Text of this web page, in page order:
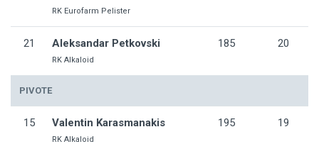
RK Eurofarm Pelister
21 Aleksandar Petkovski
RK Alkaloid
185 20
PIVOTE
15 Valentin Karasmanakis
RK Alkaloid
195 19